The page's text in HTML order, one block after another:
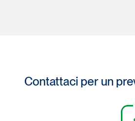
Contattaci per un